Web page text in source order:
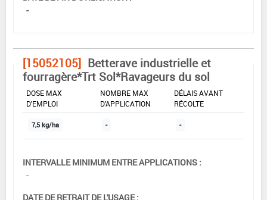
-
[15052105] Betterave industrielle et
fourragère*Trt Sol*Ravageurs du sol
DOSE MAX
D'EMPLOI
NOMBRE MAX
D'APPLICATION
DÉLAIS AVANT
RÉCOLTE
7,5 kg/ha - -
INTERVALLE MINIMUM ENTRE APPLICATIONS :
-
DATE DE RETRAIT DE L'USAGE :